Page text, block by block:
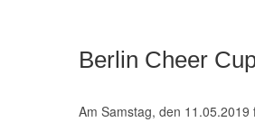
Berlin Cheer
Am Samstag, den